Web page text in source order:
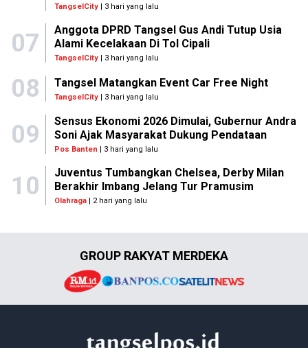
TangselCity| 3 hari yang lalu
07
Anggota DPRD Tangsel Gus Andi Tutup Usia
Alami Kecelakaan Di Tol Cipali
TangselCity| 3 hari yang lalu
08 Tangsel Matangkan Event Car Free Night
TangselCity | 3 hari yang lalu
09
Sensus Ekonomi 2026 Dimulai, Gubernur Andra
Soni Ajak Masyarakat Dukung Pendataan
Pos Banten | 3 hari yang lalu
10
Juventus Tumbangkan Chelsea, Derby Milan
Berakhir Imbang Jelang Tur Pramusim
Olahraga| 2 hari yang lalu
GROUP RAKYAT MERDEKA